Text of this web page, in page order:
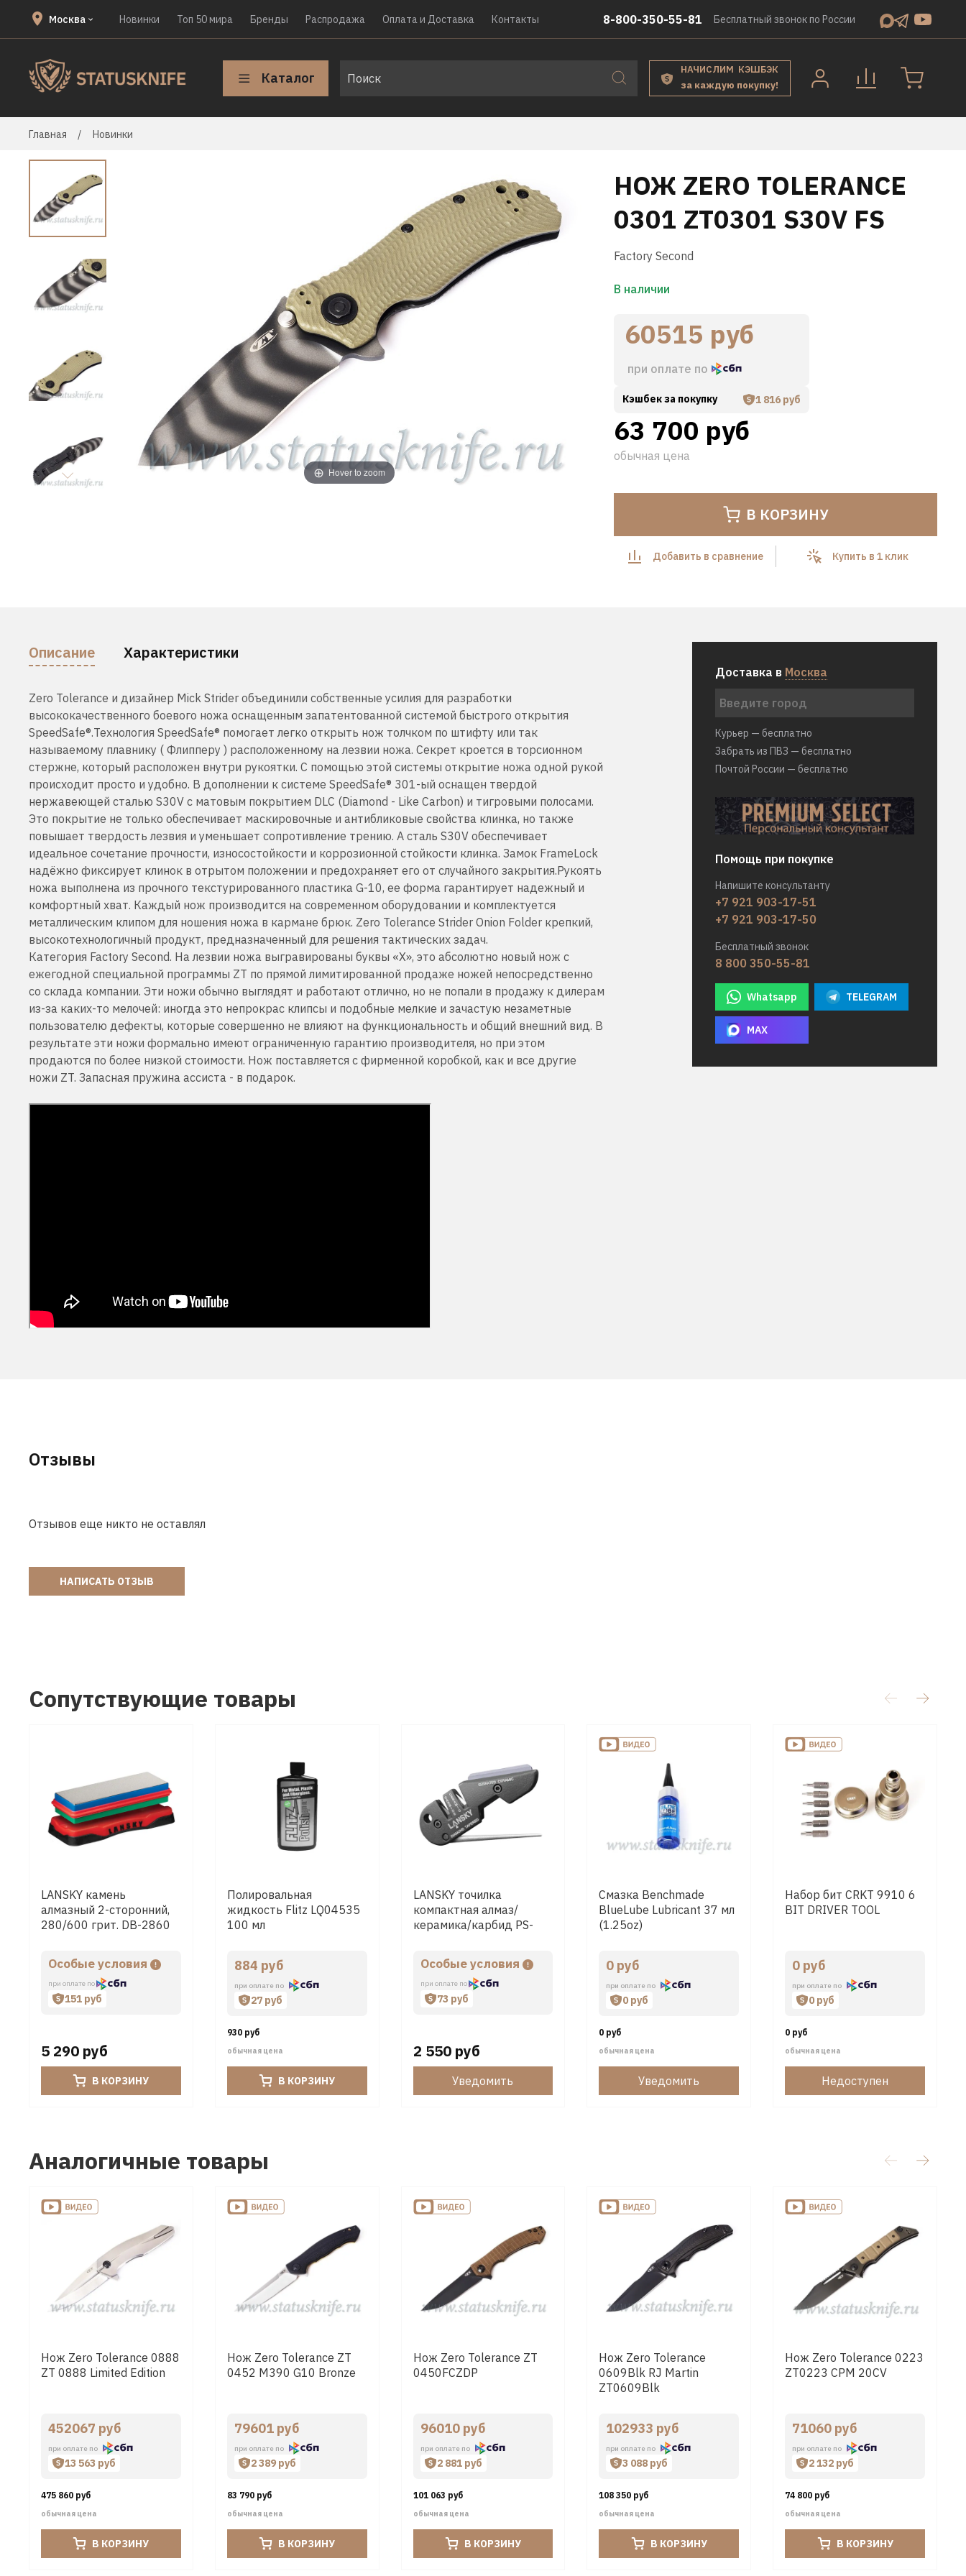
Москва Новинки Топ 50 мира Бренды Распродажа Оплата и Доставка Контакты 8-800-350-55-81 Бесплатный звонок по России
Каталог
НАЧИСЛИМ КЭШБЭК
за каждую покупку!
Главная Новинки
Hover to zoom
НОЖ ZERO TOLERANCE
0301 ZT0301 S30V FS
Factory Second
В наличии
60515 руб
при оплате по
Кэшбек за покупку 1 816 руб
63 700 руб
обычная цена
В КОРЗИНУ
Добавить в сравнение Купить в 1 клик
Описание Характеристики
Zero Tolerance и дизайнер Mick Strider объединили собственные усилия для разработки
высококачественного боевого ножа оснащенным запатентованной системой быстрого открытия
SpeedSafe®.Технология SpeedSafe® помогает легко открыть нож толчком по штифту или так
называемому плавнику ( Флипперу ) расположенному на лезвии ножа. Секрет кроется в торсионном
стержне, который расположен внутри рукоятки. С помощью этой системы открытие ножа одной рукой
происходит просто и удобно. В дополнении к системе SpeedSafe® 301-ый оснащен твердой
нержавеющей сталью S30V с матовым покрытием DLC (Diamond - Like Carbon) и тигровыми полосами.
Это покрытие не только обеспечивает маскировочные и антибликовые свойства клинка, но также
повышает твердость лезвия и уменьшает сопротивление трению. А сталь S30V обеспечивает
идеальное сочетание прочности, износостойкости и коррозионной стойкости клинка. Замок FrameLock
надёжно фиксирует клинок в отрытом положении и предохраняет его от случайного закрытия.Рукоять
ножа выполнена из прочного текстурированного пластика G-10, ее форма гарантирует надежный и
комфортный хват. Каждый нож производится на современном оборудовании и комплектуется
металлическим клипом для ношения ножа в кармане брюк. Zero Tolerance Strider Onion Folder крепкий,
высокотехнологичный продукт, предназначенный для решения тактических задач.
Категория Factory Second. На лезвии ножа выгравированы буквы «X», это абсолютно новый нож с
ежегодной специальной программы ZT по прямой лимитированной продаже ножей непосредственно
со склада компании. Эти ножи обычно выглядят и работают отлично, но не попали в продажу к дилерам
из-за каких-то мелочей: иногда это непрокрас клипсы и подобные мелкие и зачастую незаметные
пользователю дефекты, которые совершенно не влияют на функциональность и общий внешний вид. В
результате эти ножи формально имеют ограниченную гарантию производителя, но при этом
продаются по более низкой стоимости. Нож поставляется с фирменной коробкой, как и все другие
ножи ZT. Запасная пружина ассиста - в подарок.
Доставка в Москва
Курьер — бесплатно
Забрать из ПВЗ — бесплатно
Почтой России — бесплатно
Помощь при покупке
Напишите консультанту
+7 921 903-17-51
+7 921 903-17-50
Бесплатный звонок
8 800 350-55-81
Whatsapp TELEGRAM
MAX
Отзывы
Отзывов еще никто не оставлял
НАПИСАТЬ ОТЗЫВ
Сопутствующие товары
LANSKY камень
алмазный 2-сторонний,
280/600 грит. DB-2860
Особые условия
при оплате по
151 руб
5 290 руб
В КОРЗИНУ
Полировальная
жидкость Flitz LQ04535
100 мл
884 руб
при оплате по
27 руб
930 руб
обычная цена
В КОРЗИНУ
LANSKY точилка
компактная алмаз/
керамика/карбид PS-
Особые условия
при оплате по
73 руб
2 550 руб
Уведомить
Смазка Benchmade
BlueLube Lubricant 37 мл
(1.25oz)
0 руб
при оплате по
0 руб
0 руб
обычная цена
Уведомить
Набор бит CRKT 9910 6
BIT DRIVER TOOL
0 руб
при оплате по
0 руб
0 руб
обычная цена
Недоступен
Аналогичные товары
Нож Zero Tolerance 0888
ZT 0888 Limited Edition
452067 руб
при оплате по
13 563 руб
475 860 руб
обычная цена
В КОРЗИНУ
Нож Zero Tolerance ZT
0452 М390 G10 Bronze
79601 руб
при оплате по
2 389 руб
83 790 руб
обычная цена
В КОРЗИНУ
Нож Zero Tolerance ZT
0450FCZDP
96010 руб
при оплате по
2 881 руб
101 063 руб
обычная цена
В КОРЗИНУ
Нож Zero Tolerance
0609Blk RJ Martin
ZT0609Blk
102933 руб
при оплате по
3 088 руб
108 350 руб
обычная цена
В КОРЗИНУ
Нож Zero Tolerance 0223
ZT0223 CPM 20CV
71060 руб
при оплате по
2 132 руб
74 800 руб
обычная цена
В КОРЗИНУ